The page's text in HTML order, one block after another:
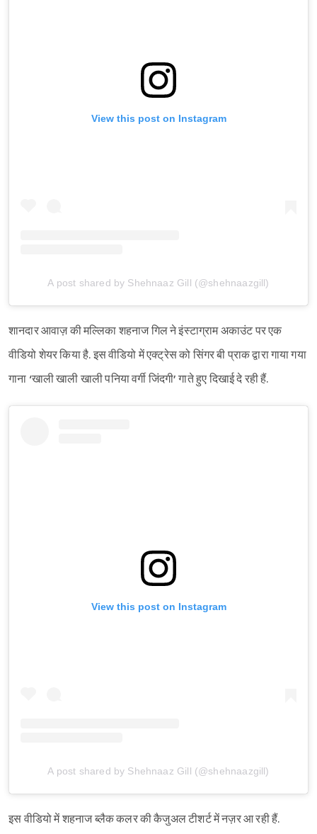
View this post on Instagram
A post shared by Shehnaaz Gill (@shehnaazgill)
शानदार आवाज़ की मल्लिका शहनाज गिल ने इंस्टाग्राम अकाउंट पर एक
वीडियो शेयर किया है. इस वीडियो में एक्ट्रेस को सिंगर बी प्राक द्वारा गाया गया
गाना ‘खाली खाली खाली पनिया वर्गी जिंदगी’ गाते हुए दिखाई दे रही हैं.
View this post on Instagram
A post shared by Shehnaaz Gill (@shehnaazgill)
इस वीडियो में शहनाज ब्लैक कलर की कैजुअल टीशर्ट में नज़र आ रही हैं.